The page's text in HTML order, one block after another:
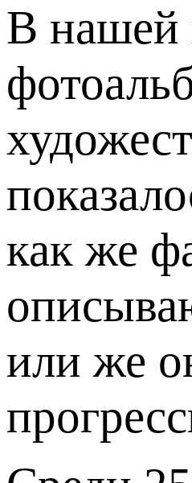
В нашей
как же
или же